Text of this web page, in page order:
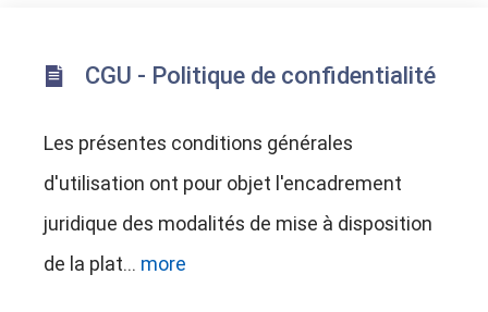
CGU - Politique de confidentialité
Les présentes conditions générales
d'utilisation ont pour objet l'encadrement
juridique des modalités de mise à disposition
de la plat... more